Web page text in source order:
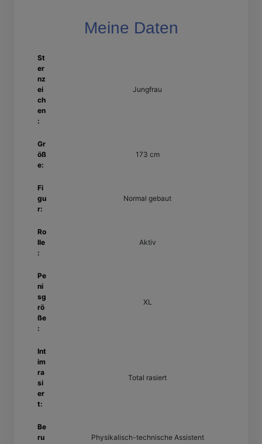
Meine Daten
St
er
nz
ei
ch
en
:
Jungfrau
Gr
öß
e:
173 cm
Fi
gu
r:
Normal gebaut
Ro
lle
:
Aktiv
Pe
ni
sg
rö
ße
:
XL
Int
im
ra
si
er
t:
Total rasiert
Be
ru
Physikalisch-technische Assistent